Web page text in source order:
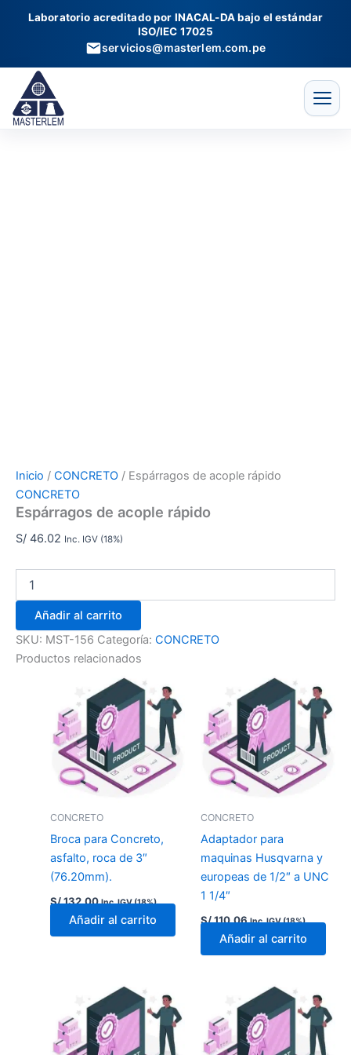
Laboratorio acreditado por INACAL-DA bajo el estándar
ISO/IEC 17025
servicios@masterlem.com.pe
Inicio / CONCRETO / Espárragos de acople rápido
CONCRETO
Espárragos de acople rápido
S/ 46.02 Inc. IGV (18%)
cantidad
Añadir al carrito
SKU: MST-156 Categoría: CONCRETO
Productos relacionados
CONCRETO
Broca para Concreto,
asfalto, roca de 3″
(76.20mm).
S/132.00 Inc. IGV (18%)
Añadir al carrito
CONCRETO
Adaptador para
maquinas Husqvarna y
europeas de 1/2″ a UNC
1 1/4″
S/110.06 Inc. IGV (18%)
Añadir al carrito